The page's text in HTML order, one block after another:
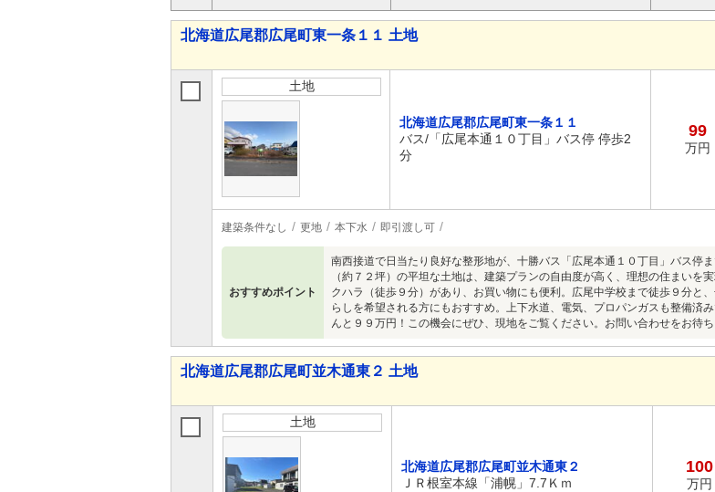
北海道広尾郡広尾町東一条１１ 土地
土地
北海道広尾郡広尾町東一条１１
バス/「広尾本通１０丁目」バス停 停歩2
分
99
万円
建築条件なし 更地 本下水 即引渡し可
おすすめポイント
南西接道で日当たり良好な整形地が、十勝バス「広尾本通１０丁目」バス停
（約７２坪）の平坦な土地は、建築プランの自由度が高く、理想の住まい
クハラ（徒歩９分）があり、お買い物にも便利。広尾中学校まで徒歩９分と
らしを希望される方にもおすすめ。上下水道、電気、プロパンガスも整備済
んと９９万円！この機会にぜひ、現地をご覧ください。お問い合わせをお待ち
北海道広尾郡広尾町並木通東２ 土地
土地
北海道広尾郡広尾町並木通東２
ＪＲ根室本線「浦幌」7.7Ｋｍ
100
万円